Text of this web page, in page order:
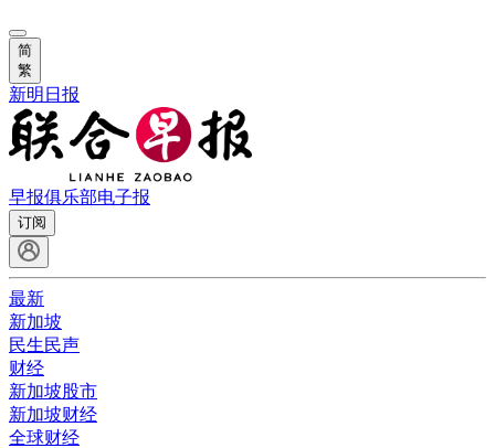
简
繁
新明日报
早报俱乐部电子报
订阅
最新
新加坡
民生民声
财经
新加坡股市
新加坡财经
全球财经